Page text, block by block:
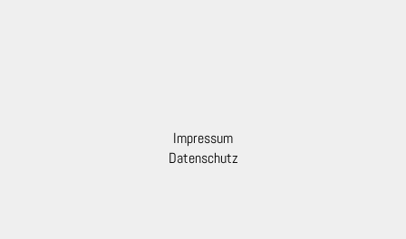
Impressum
Datenschutz